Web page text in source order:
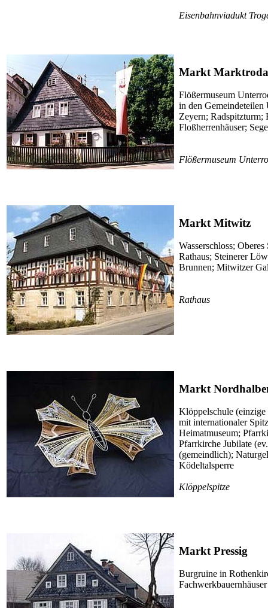
Eisenbahnviadukt
Markt
Flößermuseum
in den Gemeindeteilen
Zeyern; Radspitzturm;
Floßherrenhäuser;
Flößermuseum
Markt Mitwitz
Wasserschloss;
Rathaus; Steinerer
Brunnen; Mitwitzer
Rathaus
Markt
Klöppelschule
mit internationaler
Heimatmuseum;
Pfarrkirche Jubilate
(gemeindlich);
Ködeltalsperre
Klöppelspitze
Markt Pressig
Burgruine in
Fachwerkbauernhäuser